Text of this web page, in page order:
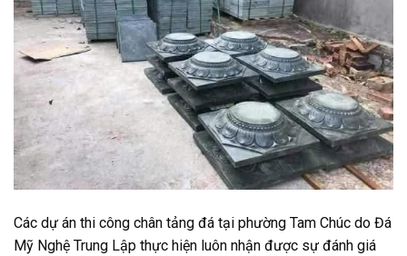
Các dự án thi công chân tảng đá tại phường Tam Chúc do Đá
Mỹ Nghệ Trung Lập thực hiện luôn nhận được sự đánh giá